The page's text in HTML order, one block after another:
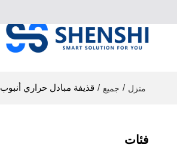
منزل / جميع / قذيفة مبادل حراري أنبوب
فئات